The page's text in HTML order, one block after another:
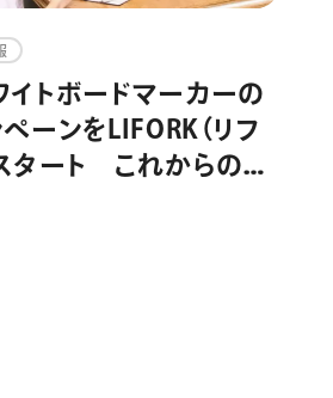
トボードマーカーの
ーンをLIFORK（リフ
タート これからのオ
られるコミュニケー